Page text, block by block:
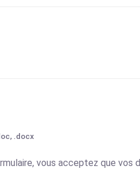
.docx
vous acceptez que vos